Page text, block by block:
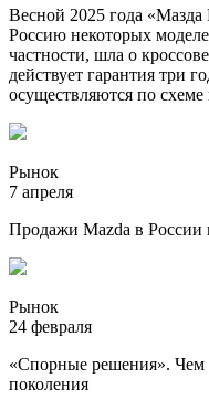
Весной 2025 года «Мазда
Россию некоторых
частности, шла о
действует гарантия три
осуществляются по
Рынок
7 апреля
Продажи Mazda в
Рынок
24 февраля
«Спорные решения». Чем
поколения